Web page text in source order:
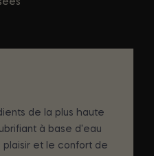
de la plus haute
à base d'eau
plaisir et le confort de